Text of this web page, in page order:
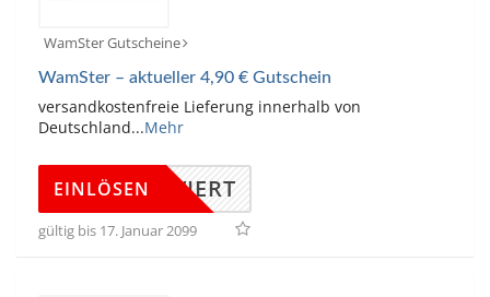
WamSter Gutscheine
WamSter – aktueller 4,90 € Gutschein
versandkostenfreie Lieferung innerhalb von
Deutschland...Mehr
KTIVIERT
EINLÖSEN
gültig bis 17. Januar 2099